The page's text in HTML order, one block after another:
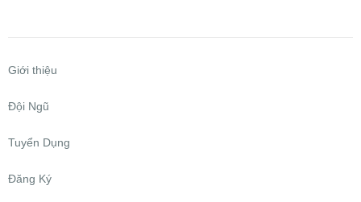
Giới thiệu
Đội Ngũ
Tuyển Dụng
Đăng Ký